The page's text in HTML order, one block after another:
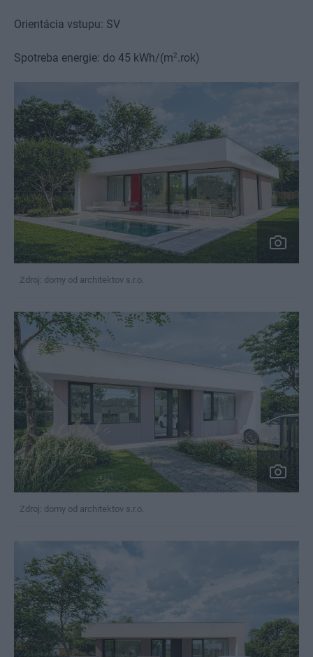
Orientácia vstupu: SV
Spotreba energie: do 45 kWh/(m2.rok)
Zdroj: domy od architektov s.r.o.
Zdroj: domy od architektov s.r.o.